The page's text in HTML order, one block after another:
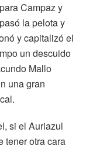
Campaz y
la pelota y
y capitalizó el
un descuido
Mallo
una gran
si el Auriazul
tener otra cara